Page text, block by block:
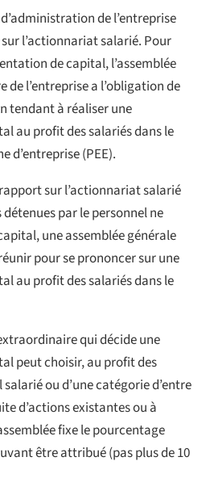
de l’entreprise
l’actionnariat salarié. Pour
de capital, l’assemblée
l’entreprise a l’obligation de
tendant à réaliser une
au profit des salariés dans le
d’entreprise (PEE).
sur l’actionnariat salarié
par le personnel ne
une assemblée générale
pour se prononcer sur une
au profit des salariés dans le
qui décide une
peut choisir, au profit des
ou d’une catégorie d’entre
d’actions existantes ou à
fixe le pourcentage
être attribué (pas plus de 10